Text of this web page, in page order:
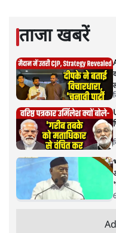
नतीजों पर परदे
बजट!